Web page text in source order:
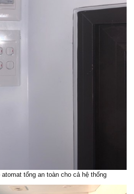
tổng an toàn cho cả hệ thống